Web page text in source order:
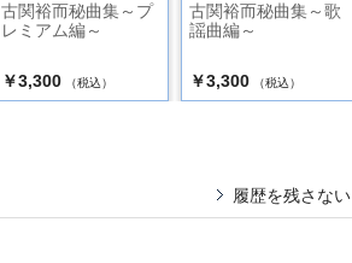
古関裕而秘曲集～プ
レミアム編～
￥3,300 （税込）
古関裕而秘曲集～歌
謡曲編～
￥3,300 （税込）
履歴を残さない